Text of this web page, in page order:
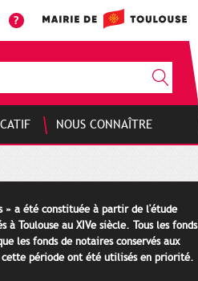
NOUS CONNAÎTRE
» a été constituée à partir de l'étude
à Toulouse au XIVe siècle. Tous les fonds
les fonds de notaires conservés aux
cette période ont été utilisés en priorité.